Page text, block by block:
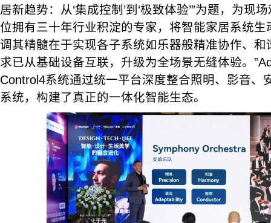
居新趋势：从‘集成控制’到‘极致体验’”为题，为现
位拥有三十年行业积淀的专家，将智能家居系统
调其精髓在于实现各子系统如乐器般精准协作、和
求已从基础设备互联，升级为全场景无缝体验。
Control4系统通过统一平台深度整合照明、影音、
系统，构建了真正的一体化智能生态。